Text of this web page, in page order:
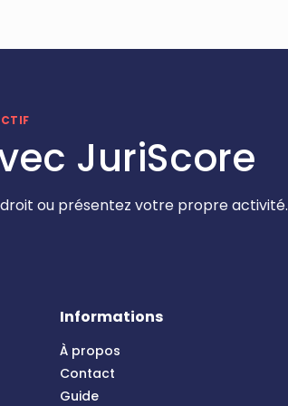
JuriScore
ou présentez votre propre activité.
Informations
À propos
Contact
Guide